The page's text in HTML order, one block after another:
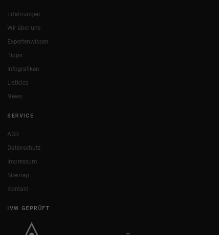
Erfahrungen
Wir über uns
Expertenwissen
Tipps
Infografiken
Listicles
News
SERVICE
AGB
Datenschutz
Impressum
Sitemap
Kontakt
IVW GEPRÜFT